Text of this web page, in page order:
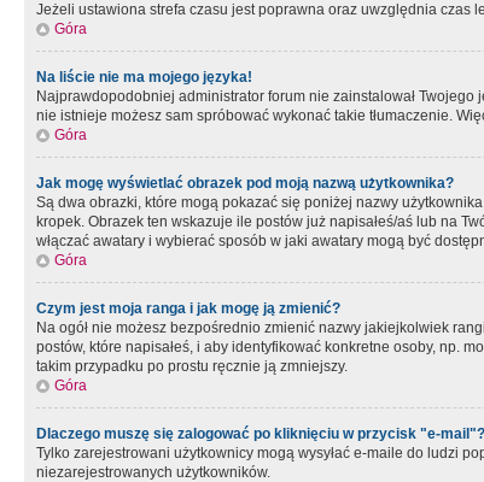
Jeżeli ustawiona strefa czasu jest poprawna oraz uwzględnia czas
Góra
Na liście nie ma mojego języka!
Najprawdopodobniej administrator forum nie zainstalował
nie istnieje możesz sam spróbować wykonać takie tłumaczenie.
Góra
Jak mogę wyświetlać obrazek pod moją nazwą użytkownika?
Są dwa obrazki, które mogą pokazać się poniżej nazwy
kropek. Obrazek ten wskazuje ile postów już napisałeś/aś lub na
włączać awatary i wybierać sposób w jaki awatary mogą być
Góra
Czym jest moja ranga i jak mogę ją zmienić?
Na ogół nie możesz bezpośrednio zmienić nazwy jakiejkolwiek
postów, które napisałeś, i aby identyfikować konkretne osoby, np.
takim przypadku po prostu ręcznie ją zmniejszy.
Góra
Dlaczego muszę się zalogować po kliknięciu w przycisk "e-mail"?
Tylko zarejestrowani użytkownicy mogą wysyłać e-maile do ludzi
niezarejestrowanych użytkowników.